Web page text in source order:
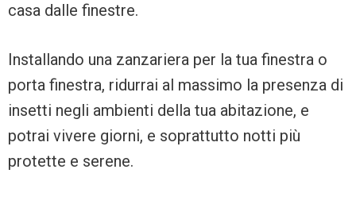
casa dalle finestre.
Installando una zanzariera per la tua finestra o
porta finestra, ridurrai al massimo la presenza di
insetti negli ambienti della tua abitazione, e
potrai vivere giorni, e soprattutto notti più
protette e serene.